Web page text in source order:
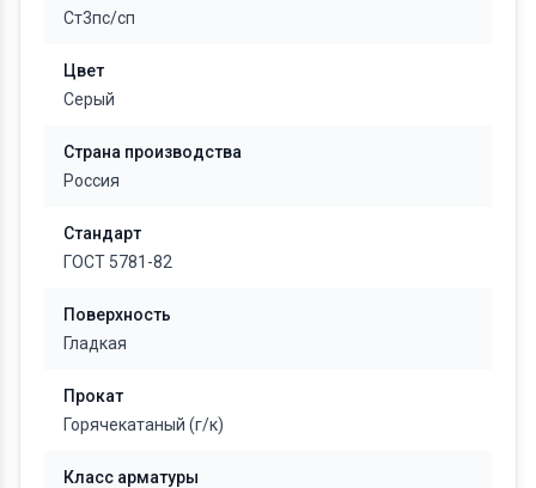
Ст3пс/сп
Цвет
Серый
Страна производства
Россия
Стандарт
ГОСТ 5781-82
Поверхность
Гладкая
Прокат
Горячекатаный (г/к)
Класс арматуры